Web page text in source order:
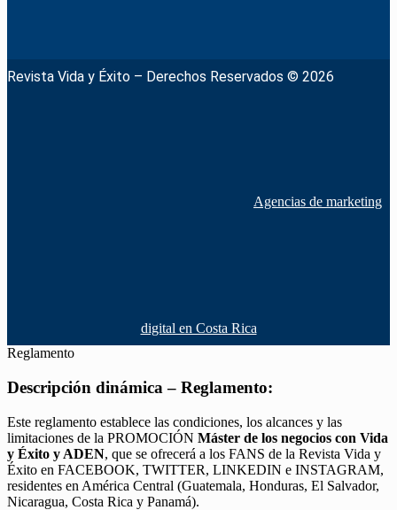
Revista Vida y Éxito – Derechos Reservados © 2026
Agencias de marketing
digital en Costa Rica
Reglamento
Descripción dinámica – Reglamento:
Este reglamento establece las condiciones, los alcances y las
limitaciones de la PROMOCIÓN Máster de los negocios con Vida
y Éxito y ADEN, que se ofrecerá a los FANS de la Revista Vida y
Éxito en FACEBOOK, TWITTER, LINKEDIN e INSTAGRAM,
residentes en América Central (Guatemala, Honduras, El Salvador,
Nicaragua, Costa Rica y Panamá).